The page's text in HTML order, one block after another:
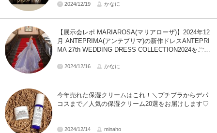
2024/12/19 かなに
【展示会レポ MARIAROSA(マリアローザ)】2024年12
月 ANTEPRIMA(アンテプリマ)の新作ドレスANTEPRI
MA 27th WEDDING DRESS COLLECTION2024をご紹
2024/12/16 かなに
今年売れた保湿クリームはこれ！＼プチプラからデパ
コスまで／人気の保湿クリーム20選をお届けします♡
2024/12/14 minaho